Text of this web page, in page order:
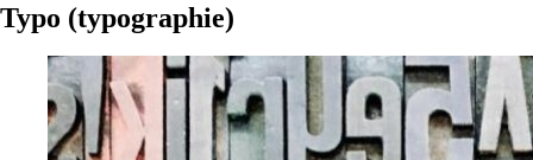
Typo (typographie)